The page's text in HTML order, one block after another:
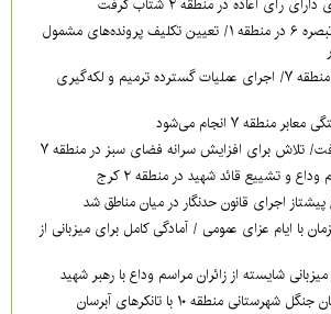
ادامه برگزاری جلسات تبصره ۶ در منطقه ۱/ تعیین تکلیف پرونده‌های مشمول
تداوم بهسازی معابر در منطقه ۷/ اجرای عملیات گسترده ترمیم و لکه‌گیری
منطقه ۷ انجام می‌شود
تلاش برای افزایش سرانه فضای سبز در منطقه ۷
و تشییع قائد شهید در منطقه ۲ کرج
منطقه ۷ همزمان با ایام عزای عمومی / آمادگی کامل برای میزبانی از
منطقه ۱۰ با تانکرهای آبرسان